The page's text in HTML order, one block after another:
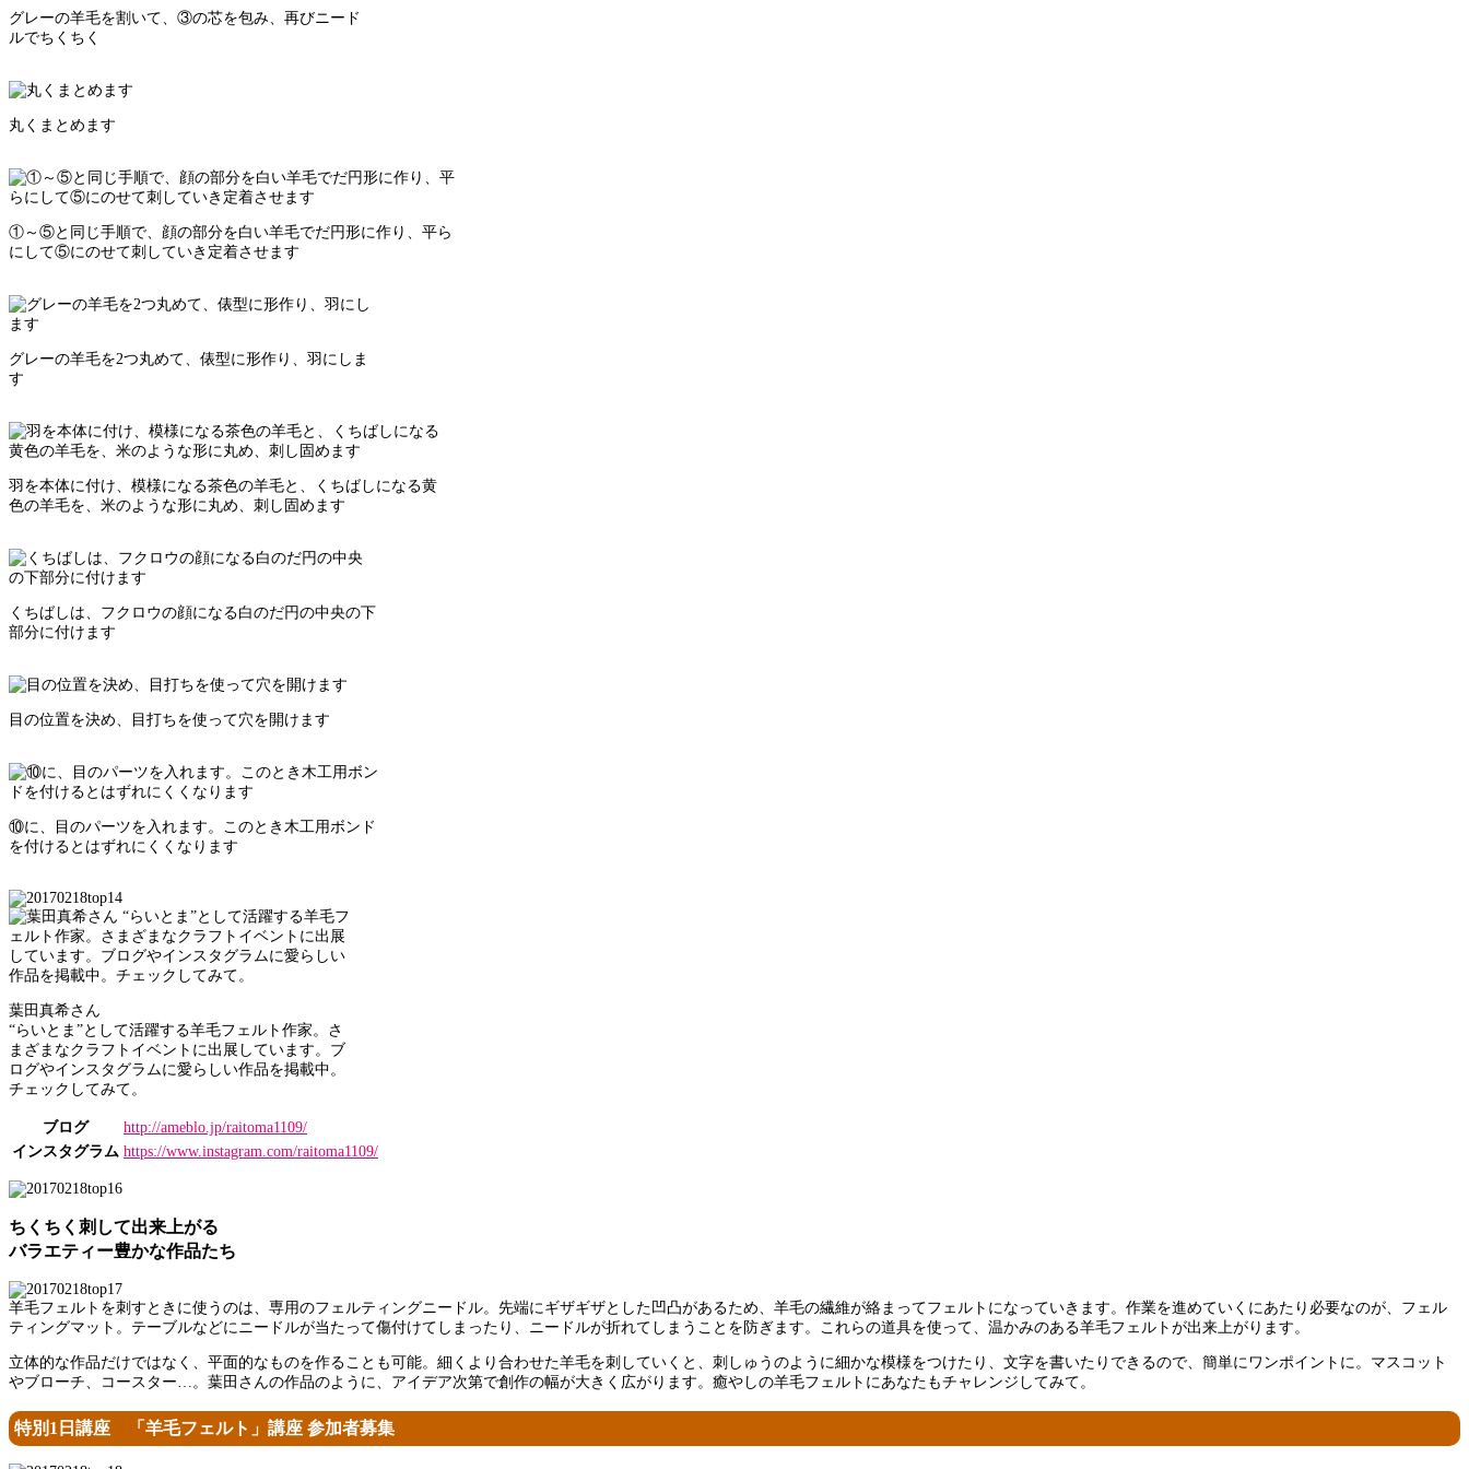
グレーの羊毛を割いて、③の芯を包み、再びニード
ルでちくちく
丸くまとめます
①～⑤と同じ手順で、顔の部分を白い羊毛でだ円形に作り、平ら
にして⑤にのせて刺していき定着させます
グレーの羊毛を2つ丸めて、俵型に形作り、羽にしま
す
羽を本体に付け、模様になる茶色の羊毛と、くちばしになる黄
色の羊毛を、米のような形に丸め、刺し固めます
くちばしは、フクロウの顔になる白のだ円の中央の下
部分に付けます
目の位置を決め、目打ちを使って穴を開けます
⑩に、目のパーツを入れます。このとき木工用ボンド
を付けるとはずれにくくなります
葉田真希さん
“らいとま”として活躍する羊毛フェルト作家。さ
まざまなクラフトイベントに出展しています。ブ
ログやインスタグラムに愛らしい作品を掲載中。
チェックしてみて。
ブログ
http://ameblo.jp/raitoma1109/
インスタグラム https://www.instagram.com/raitoma1109/
ちくちく刺して出来上がる
バラエティー豊かな作品たち
羊毛フェルトを刺すときに使うのは、専用のフェルティングニードル。先端にギザギザとした凹凸があるため、羊毛の繊維が絡まってフェルトになっていきます。作業を進めていくにあたり必要なのが、フェル
ティングマット。テーブルなどにニードルが当たって傷付けてしまったり、ニードルが折れてしまうことを防ぎます。これらの道具を使って、温かみのある羊毛フェルトが出来上がります。
立体的な作品だけではなく、平面的なものを作ることも可能。細くより合わせた羊毛を刺していくと、刺しゅうのように細かな模様をつけたり、文字を書いたりできるので、簡単にワンポイントに。マスコット
やブローチ、コースター…。葉田さんの作品のように、アイデア次第で創作の幅が大きく広がります。癒やしの羊毛フェルトにあなたもチャレンジしてみて。
特別1日講座 「羊毛フェルト」講座 参加者募集